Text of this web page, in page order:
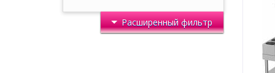
Расширенный фильтр